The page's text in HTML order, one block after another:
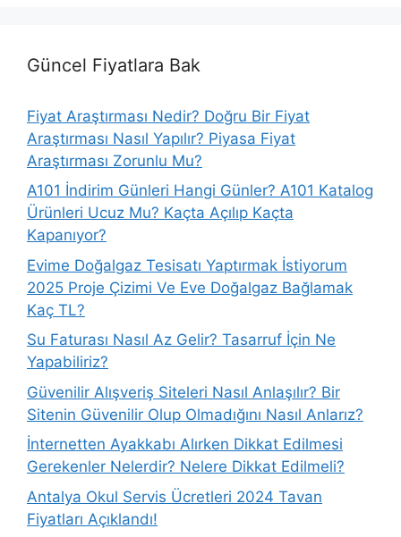
Güncel Fiyatlara Bak
Fiyat Araştırması Nedir? Doğru Bir Fiyat
Araştırması Nasıl Yapılır? Piyasa Fiyat
Araştırması Zorunlu Mu?
A101 İndirim Günleri Hangi Günler? A101 Katalog
Ürünleri Ucuz Mu? Kaçta Açılıp Kaçta
Kapanıyor?
Evime Doğalgaz Tesisatı Yaptırmak İstiyorum
2025 Proje Çizimi Ve Eve Doğalgaz Bağlamak
Kaç TL?
Su Faturası Nasıl Az Gelir? Tasarruf İçin Ne
Yapabiliriz?
Güvenilir Alışveriş Siteleri Nasıl Anlaşılır? Bir
Sitenin Güvenilir Olup Olmadığını Nasıl Anlarız?
İnternetten Ayakkabı Alırken Dikkat Edilmesi
Gerekenler Nelerdir? Nelere Dikkat Edilmeli?
Antalya Okul Servis Ücretleri 2024 Tavan
Fiyatları Açıklandı!